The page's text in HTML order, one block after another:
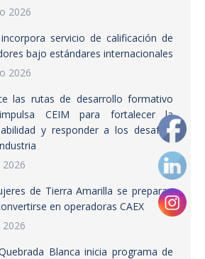
2026
servicio de calificación de
bajo estándares internacionales
2026
las rutas de desarrollo formativo
CEIM para fortalecer la
y responder a los desafíos
de Tierra Amarilla se preparan
en operadoras CAEX
Blanca inicia programa de